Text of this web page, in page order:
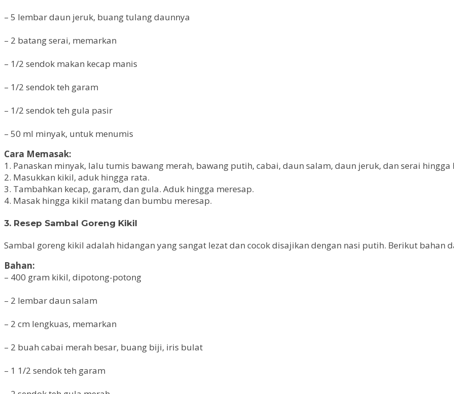
– 5 lembar daun jeruk, buang tulang daunnya
– 2 batang serai, memarkan
– 1/2 sendok makan kecap manis
– 1/2 sendok teh garam
– 1/2 sendok teh gula pasir
– 50 ml minyak, untuk menumis
Cara Memasak:
1. Panaskan minyak, lalu tumis bawang merah, bawang putih, cabai, daun salam, daun jeruk, dan serai hingga
2. Masukkan kikil, aduk hingga rata.
3. Tambahkan kecap, garam, dan gula. Aduk hingga meresap.
4. Masak hingga kikil matang dan bumbu meresap.
3. Resep Sambal Goreng Kikil
Sambal goreng kikil adalah hidangan yang sangat lezat dan cocok disajikan dengan nasi putih. Berikut bahan
Bahan:
– 400 gram kikil, dipotong-potong
– 2 lembar daun salam
– 2 cm lengkuas, memarkan
– 2 buah cabai merah besar, buang biji, iris bulat
– 1 1/2 sendok teh garam